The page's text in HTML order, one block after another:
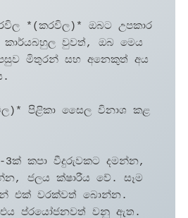
*(කරවිල)* ඔබට උපකාර
වුවත්, ඔබ මෙය
මිතුරන් සහ අනෙකුත් අය
පිළිකා සෛල විනාශ කළ
කපා වීදුරුවකට දමන්න,
ජලය ක්ෂාරීය වේ. සෑම
එක් වරක්වත් බොන්න.
ප්රයෝජනවත් වනු ඇත.